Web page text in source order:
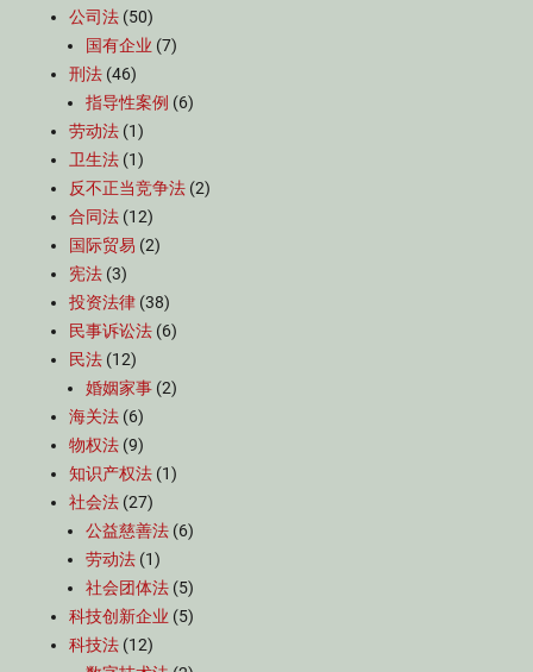
公司法 (50)
国有企业 (7)
刑法 (46)
指导性案例 (6)
劳动法 (1)
卫生法 (1)
反不正当竞争法 (2)
合同法 (12)
国际贸易 (2)
宪法 (3)
投资法律 (38)
民事诉讼法 (6)
民法 (12)
婚姻家事 (2)
海关法 (6)
物权法 (9)
知识产权法 (1)
社会法 (27)
公益慈善法 (6)
劳动法 (1)
社会团体法 (5)
科技创新企业 (5)
科技法 (12)